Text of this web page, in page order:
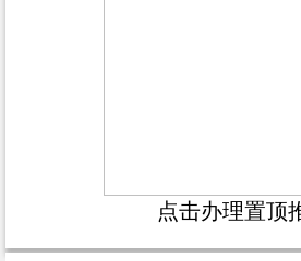
点击办理置顶